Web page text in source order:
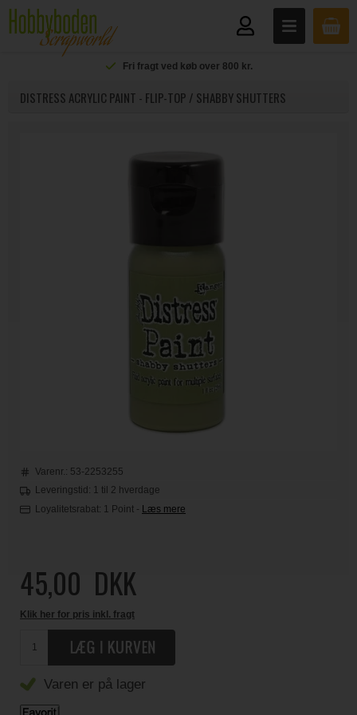
Fri fragt ved køb over 800 kr.
DISTRESS ACRYLIC PAINT - FLIP-TOP / SHABBY SHUTTERS
Varenr.: 53-2253255
Leveringstid: 1 til 2 hverdage
Loyalitetsrabat: 1 Point - Læs mere
45,00 DKK
Klik her for pris inkl. fragt
Varen er på lager